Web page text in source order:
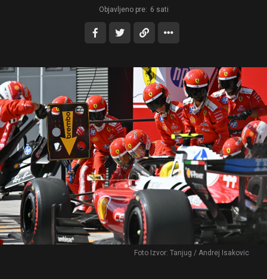
Objavljeno pre: 6 sati
Foto Izvor: Tanjug / Andrej Isakovic